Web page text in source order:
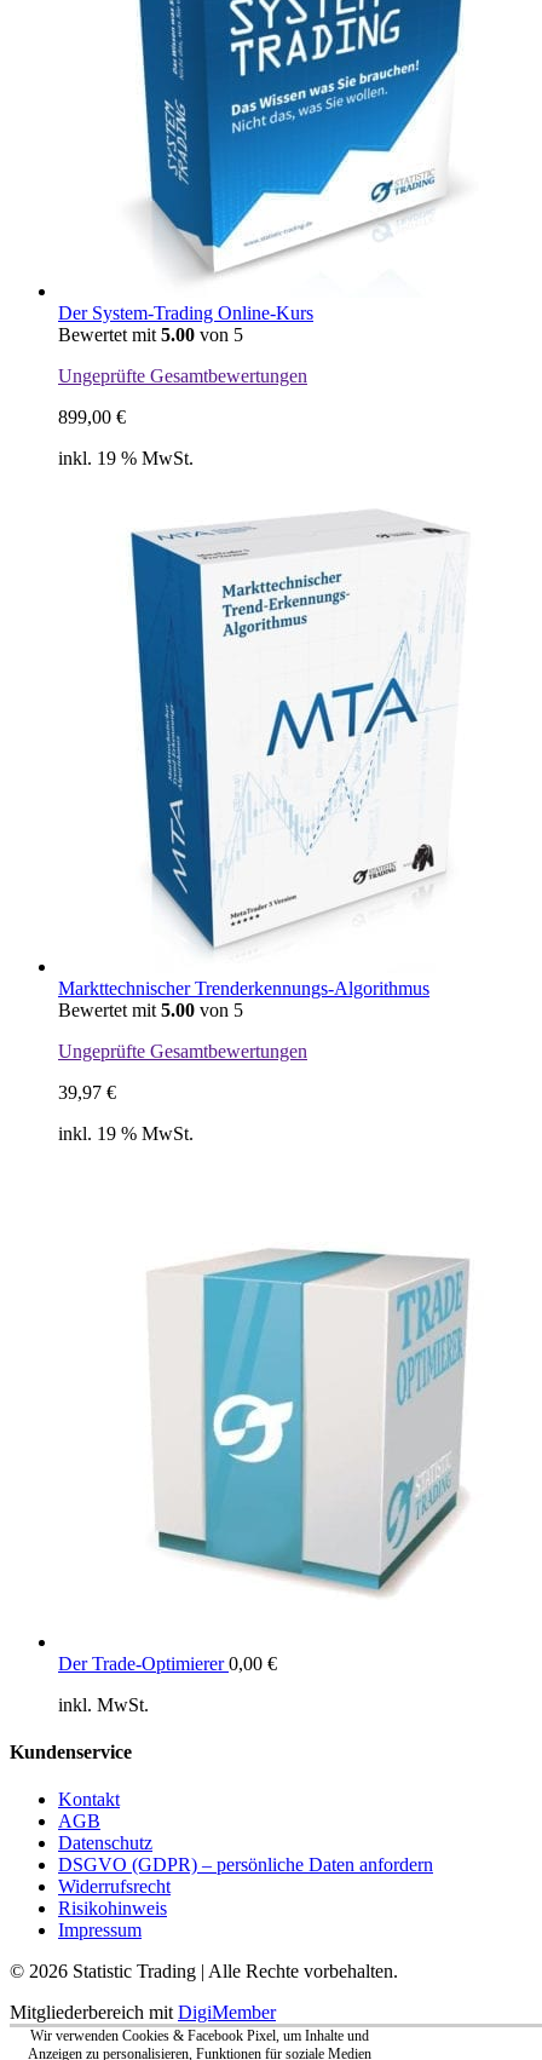
Der System-Trading Online-Kurs
Bewertet mit 5.00 von 5
Ungeprüfte Gesamtbewertungen
899,00 €
inkl. 19 % MwSt.
Markttechnischer Trenderkennungs-Algorithmus
Bewertet mit 5.00 von 5
Ungeprüfte Gesamtbewertungen
39,97 €
inkl. 19 % MwSt.
Der Trade-Optimierer 0,00 €
inkl. MwSt.
Kundenservice
Kontakt
AGB
Datenschutz
DSGVO (GDPR) – persönliche Daten anfordern
Widerrufsrecht
Risikohinweis
Impressum
© 2026 Statistic Trading | Alle Rechte vorbehalten.
Mitgliederbereich mit DigiMember
Wir verwenden Cookies & Facebook Pixel, um Inhalte und
Anzeigen zu personalisieren, Funktionen für soziale Medien